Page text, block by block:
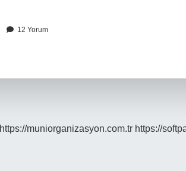
12 Yorum
https://muniorganizasyon.com.tr https://